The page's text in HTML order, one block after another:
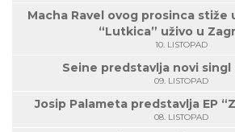
Macha Ravel ovog prosinca stiže
“Lutkica” uživo u
10. LISTOPAD
Seine predstavlja novi singl
09. LISTOPAD
Josip Palameta predstavlja EP
08. LISTOPAD